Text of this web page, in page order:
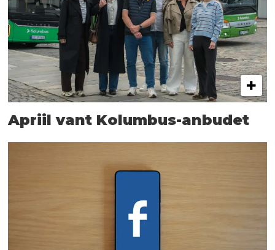
Apriil vant Kolumbus-anbudet